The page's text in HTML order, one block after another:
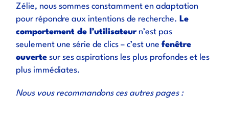
Zélie, nous sommes constamment en adaptation
pour répondre aux intentions de recherche. Le
comportement de l’utilisateurn’est pas
seulement une série de clics – c’est unefenêtre
ouverte sur ses aspirations les plus profondes et les
plus immédiates.
Nous vous recommandons ces autres pages :